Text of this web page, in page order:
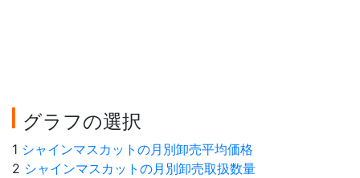
グラフの選択
1 シャインマスカットの月別卸売平均価格
2 シャインマスカットの月別卸売取扱数量